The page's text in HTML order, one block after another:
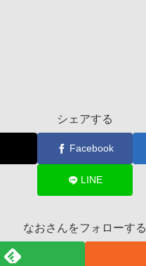
シェアする
Facebook
LINE
なおさんをフォローする